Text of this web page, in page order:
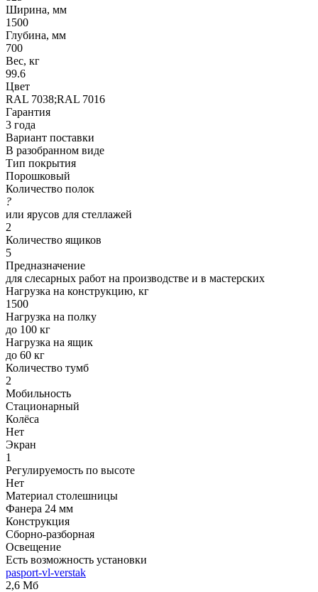
Ширина, мм
1500
Глубина, мм
700
Вес, кг
99.6
Цвет
RAL 7038;RAL 7016
Гарантия
3 года
Вариант поставки
В разобранном виде
Тип покрытия
Порошковый
Количество полок
?
или ярусов для стеллажей
2
Количество ящиков
5
Предназначение
для слесарных работ на производстве и в мастерских
Нагрузка на конструкцию, кг
1500
Нагрузка на полку
до 100 кг
Нагрузка на ящик
до 60 кг
Количество тумб
2
Мобильность
Стационарный
Колёса
Нет
Экран
1
Регулируемость по высоте
Нет
Материал столешницы
Фанера 24 мм
Конструкция
Сборно-разборная
Освещение
Есть возможность установки
pasport-vl-verstak
2,6 Мб